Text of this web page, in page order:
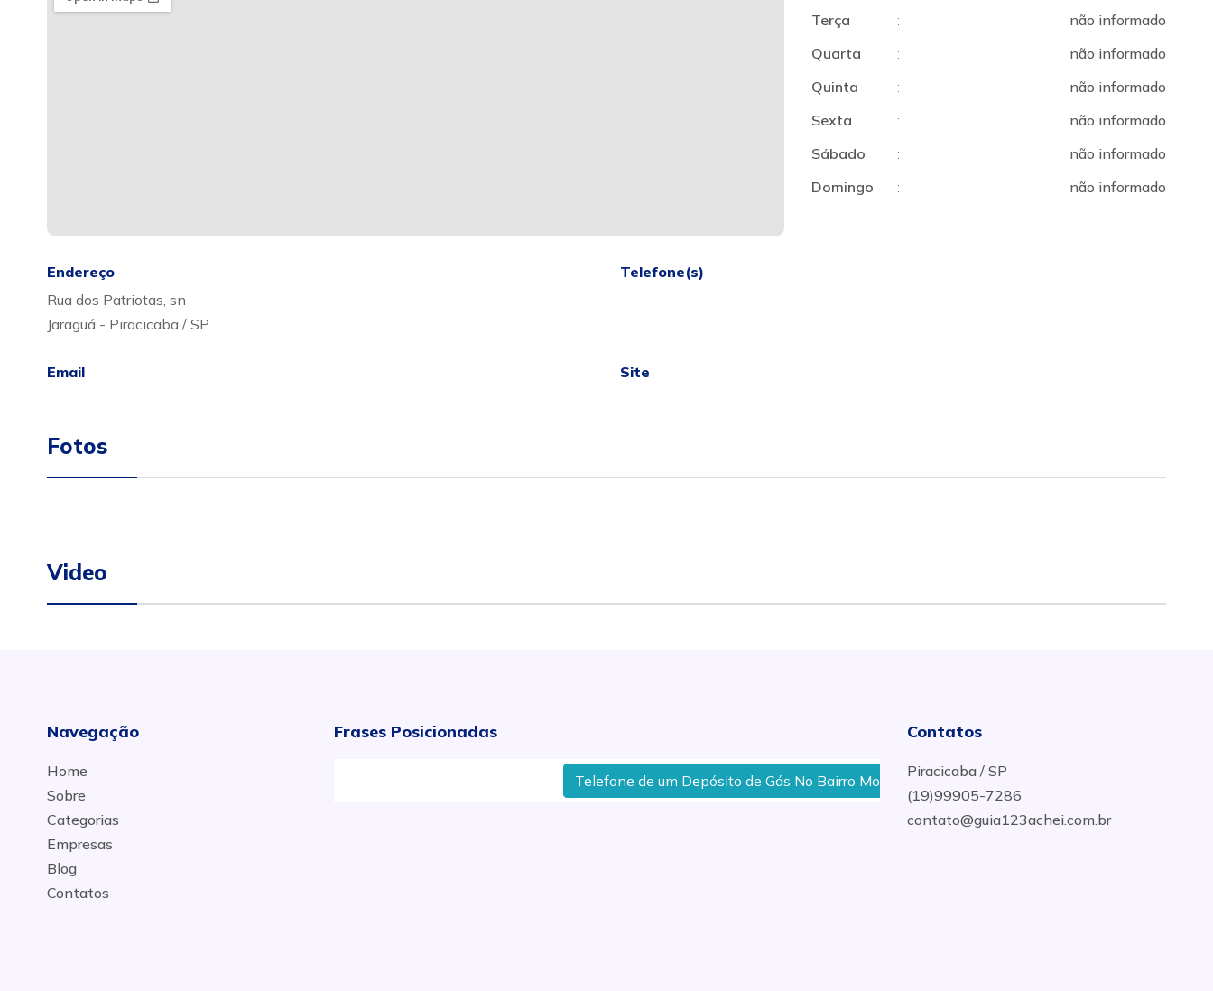
Terça
:
não informado
Quarta
:
não informado
Quinta
:
não informado
Sexta
:
não informado
Sábado
:
não informado
Domingo
: não informado
Endereço
Rua dos Patriotas, sn
Jaraguá - Piracicaba / SP
Telefone(s)
Email Site
Fotos
Video
Navegação
Home
Sobre
Categorias
Empresas
Blog
Contatos
Frases Posicionadas
Telefone de um Depósito de Gás No Bairro Morato Em Piracicaba
Contatos
Piracicaba / SP
(19)99905-7286
contato@guia123achei.com.br